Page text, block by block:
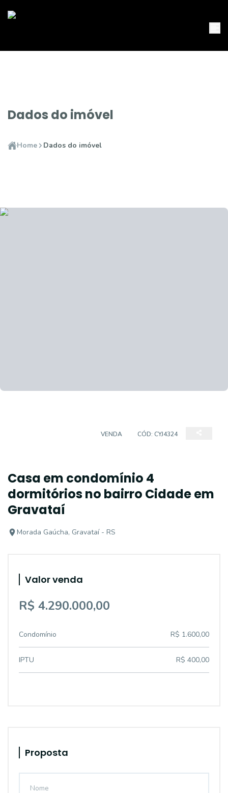
Dados do imóvel
Home Dados do imóvel
VENDA CÓD: CYJ4324
Casa em condomínio 4
dormitórios no bairro Cidade em
Gravataí
Morada Gaúcha, Gravataí - RS
Valor venda
R$ 4.290.000,00
Condomínio R$ 1.600,00
IPTU R$ 400,00
Proposta